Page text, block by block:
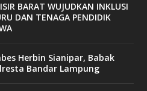
BARAT WUJUDKAN INKLUSI
DAN TENAGA PENDIDIK
Herbin Sianipar, Babak
Bandar Lampung